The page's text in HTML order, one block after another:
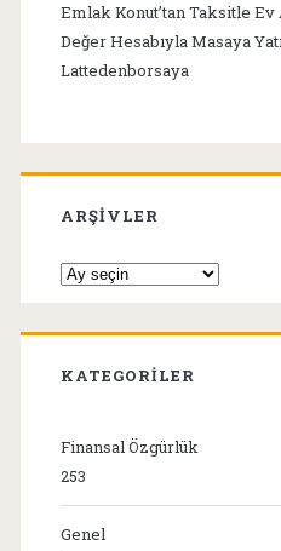
Emlak Konut’tan Taksitle Ev
Değer Hesabıyla Masaya
Lattedenborsaya
ARŞIVLER
Arşivler
KATEGORILER
Finansal Özgürlük
253
Genel